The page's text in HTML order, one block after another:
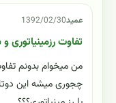
عمید1392/02/30
تفاوت رزمینیاتوری و
من میخوام بدونم
چجوری میشه این